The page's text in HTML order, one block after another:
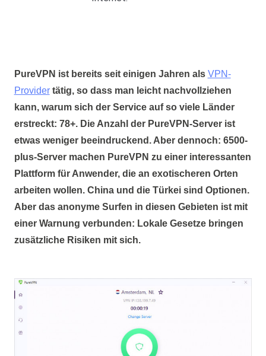
PureVPN ist bereits seit einigen Jahren als VPN-
Providertätig, so dass man leicht nachvollziehen
kann, warum sich der Service auf so viele Länder
erstreckt: 78+. Die Anzahl der PureVPN-Server ist
etwas weniger beeindruckend. Aber dennoch: 6500-
plus-Servermachen PureVPN zu einer interessanten
Plattform für Anwender, die an exotischeren Orten
arbeiten wollen. China und die Türkei sind Optionen.
Aber das anonyme Surfen in diesen Gebieten ist mit
einer Warnung verbunden: Lokale Gesetze bringen
zusätzliche Risiken mit sich.